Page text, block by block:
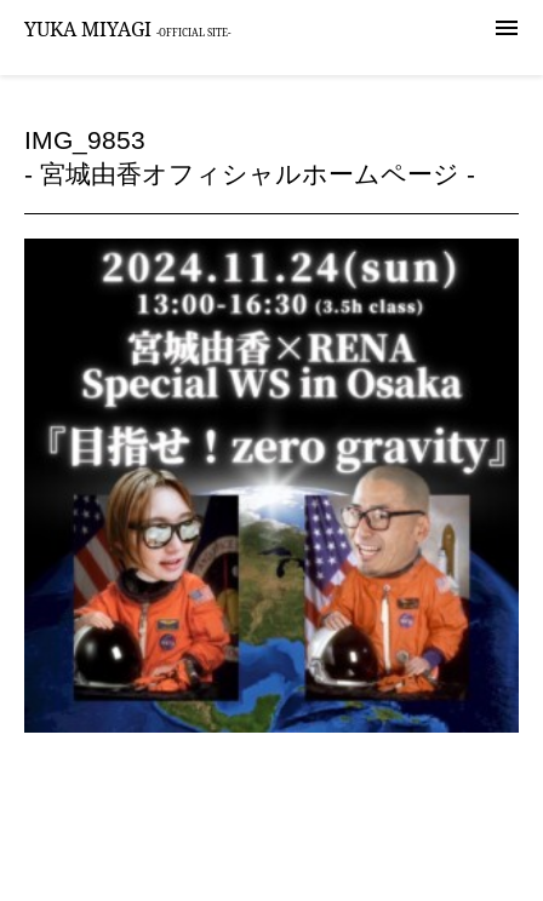

YUKA MIYAGI -OFFICIAL SITE-
IMG_9853
- 宮城由香オフィシャルホームページ -